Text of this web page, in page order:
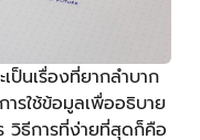
ป็นเรื่องที่ยากลำบาก
รใช้ข้อมูลเพื่ออธิบาย
วิธีการที่ง่ายที่สุดก็คือ